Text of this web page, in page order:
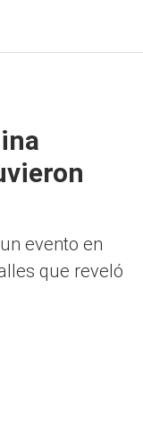
evento en
que reveló